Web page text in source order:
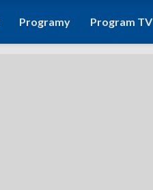
Programy Program TV